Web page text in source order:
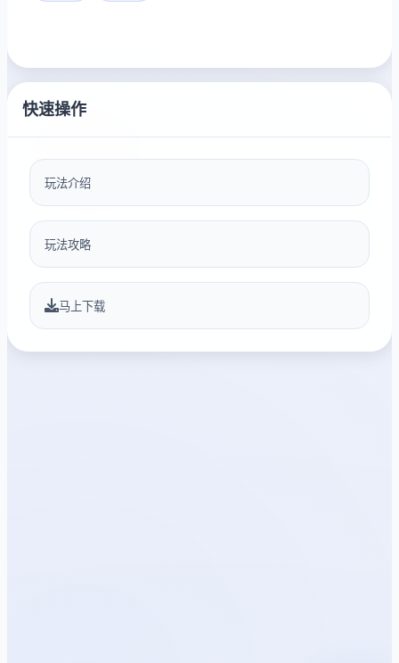
快速操作
玩法介绍
玩法攻略
马上下载